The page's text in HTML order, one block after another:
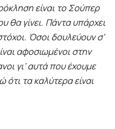
είναι το Σούπερ
θα γίνει. Πάντα υπάρχει
Όσοι δουλεύουν σ’
αφοσιωμένοι στην
γι’ αυτά που έχουμε
τα καλύτερα είναι